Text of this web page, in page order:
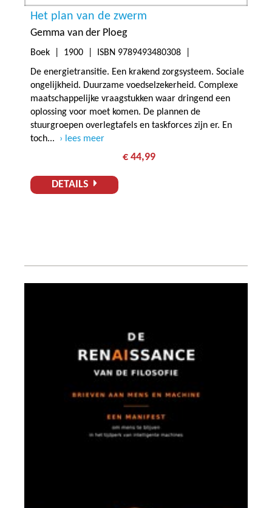
Het plan van de zwerm
Gemma van der Ploeg
Boek | 1900 | ISBN 9789493480308 |
De energietransitie. Een krakend zorgsysteem. Sociale
ongelijkheid. Duurzame voedselzekerheid. Complexe
maatschappelijke vraagstukken waar dringend een
oplossing voor moet komen. De plannen de
stuurgroepen overlegtafels en taskforces zijn er. En
toch...
lees meer
€ 44,99
DETAILS